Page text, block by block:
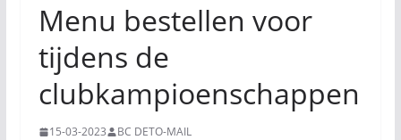
Menu bestellen voor
tijdens de
clubkampioenschappen
15-03-2023 BC DETO-MAIL